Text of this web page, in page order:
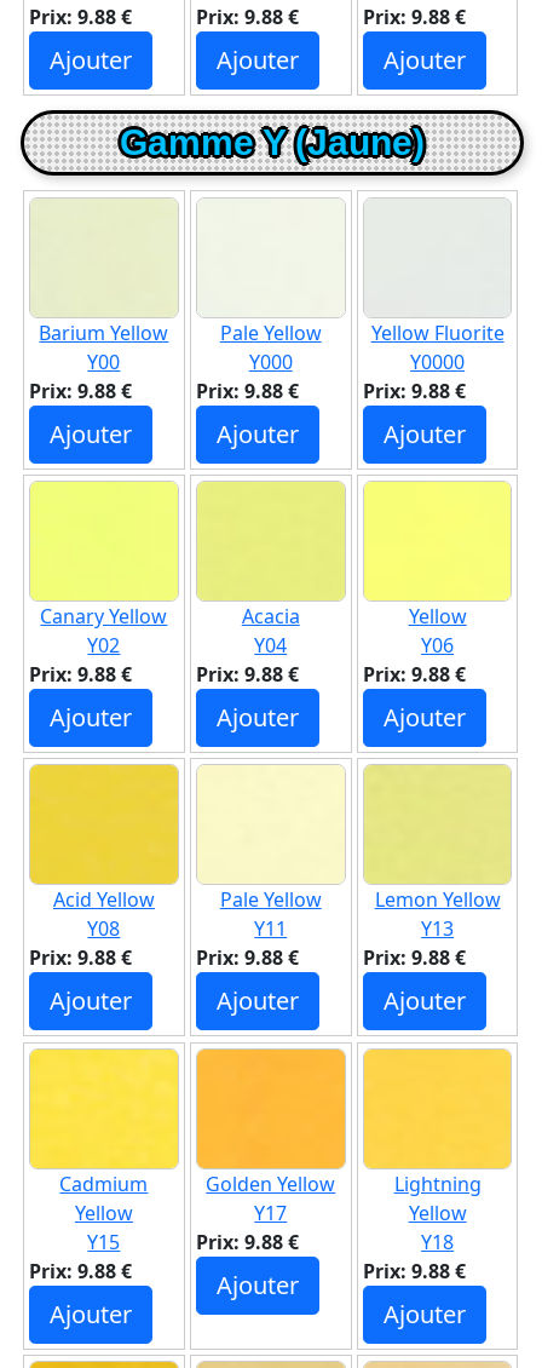
Prix: 9.88 €
Ajouter
Prix: 9.88 €
Ajouter
Prix: 9.88 €
Ajouter
Gamme Y (Jaune)
Barium Yellow
Y00
Prix: 9.88 €
Ajouter
Pale Yellow
Y000
Prix: 9.88 €
Ajouter
Yellow Fluorite
Y0000
Prix: 9.88 €
Ajouter
Canary Yellow
Y02
Prix: 9.88 €
Ajouter
Acacia
Y04
Prix: 9.88 €
Ajouter
Yellow
Y06
Prix: 9.88 €
Ajouter
Acid Yellow
Y08
Prix: 9.88 €
Ajouter
Pale Yellow
Y11
Prix: 9.88 €
Ajouter
Lemon Yellow
Y13
Prix: 9.88 €
Ajouter
Cadmium
Yellow
Y15
Prix: 9.88 €
Ajouter
Golden Yellow
Y17
Prix: 9.88 €
Ajouter
Lightning
Yellow
Y18
Prix: 9.88 €
Ajouter